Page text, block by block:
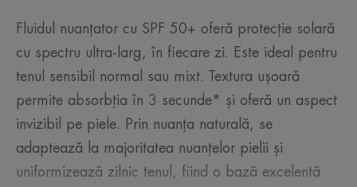
Fluidul nuanțator cu SPF 50+ oferă protecție solară
cu spectru ultra-larg, în fiecare zi. Este ideal pentru
tenul sensibil normal sau mixt. Textura ușoară
permite absorbția în 3 secunde* și oferă un aspect
invizibil pe piele. Prin nuanța naturală, se
adaptează la majoritatea nuanțelor pielii și
uniformizează zilnic tenul, fiind o bază excelentă